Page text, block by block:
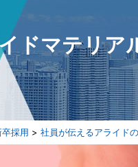
卒採用 > 社員が伝えるアライド
ドマテリア